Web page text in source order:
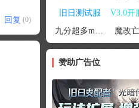
回复 (0)
旧日测试服
九分超多mod群
魔改
赞助广告位